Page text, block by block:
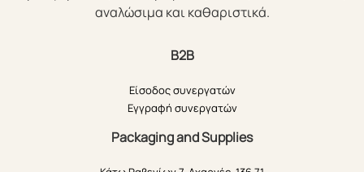
αναλώσιμα και καθαριστικά.
B2B
Είσοδος συνεργατών
Εγγραφή συνεργατών
Packaging and Supplies